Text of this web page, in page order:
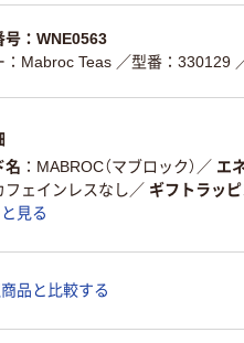
号：WNE0563
：Mabroc Teas ／型番：330129
名 MABROC（マブロック） ／ エ
フェインレスなし ／ ギフトラッ
見る
品と比較する